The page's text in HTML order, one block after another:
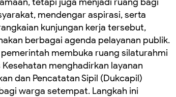
mendengar aspirasi, serta
kunjungan kerja tersebut,
berbagai agenda pelayanan publik.
membuka ruang silaturahmi
menghadirkan layanan
dan Pencatatan Sipil (Dukcapil)
warga setempat. Langkah ini